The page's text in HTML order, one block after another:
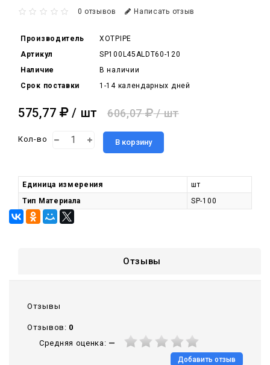
0 отзывов Написать отзыв
Производитель
XOTPIPE
Артикул
SP100L45ALDT60-120
Наличие
В наличии
Срок поставки
1-14 календарных дней
575,77 / шт 606,07 / шт
Кол-во В корзину
Единица измерения
шт
Тип Материала
SP-100
Отзывы
Отзывы
Отзывов: 0
Средняя оценка: —
Добавить отзыв